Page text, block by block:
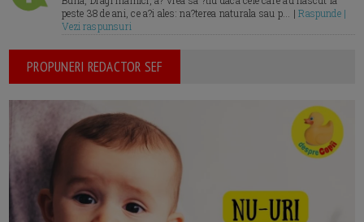
peste 38 de ani, ce a?i ales: na?terea naturala sau p... |Raspunde |
Vezi raspunsuri
PROPUNERI REDACTOR SEF